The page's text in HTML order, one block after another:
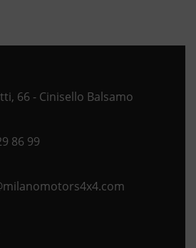
66 - Cinisello Balsamo
86 99
Opens